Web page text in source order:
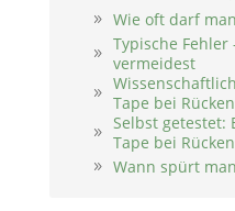
Wie oft darf
Typische
vermeidest
Tape bei
Selbst getestet:
Tape bei
Wann spürt